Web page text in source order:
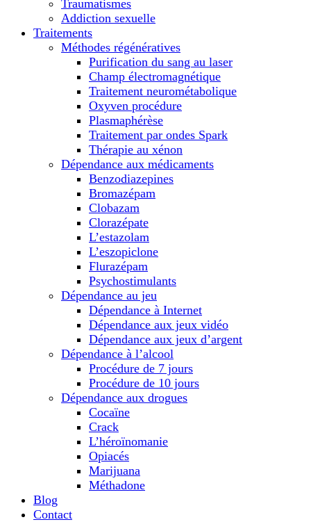
Traumatismes
Addiction sexuelle
Traitements
Méthodes régénératives
Purification du sang au laser
Champ électromagnétique
Traitement neurométabolique
Oxyven procédure
Plasmaphérèse
Traitement par ondes Spark
Thérapie au xénon
Dépendance aux médicaments
Benzodiazepines
Bromazépam
Clobazam
Clorazépate
L’estazolam
L’eszopiclone
Flurazépam
Psychostimulants
Dépendance au jeu
Dépendance à Internet
Dépendance aux jeux vidéo
Dépendance aux jeux d’argent
Dépendance à l’alcool
Procédure de 7 jours
Procédure de 10 jours
Dépendance aux drogues
Cocaïne
Crack
L’héroïnomanie
Opiacés
Marijuana
Méthadone
Blog
Contact